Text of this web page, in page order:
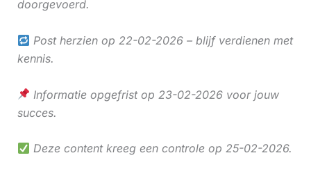
doorgevoerd.
Post herzien op 22-02-2026 – blijf verdienen met
kennis.
Informatie opgefrist op 23-02-2026 voor jouw
succes.
Deze content kreeg een controle op 25-02-2026.